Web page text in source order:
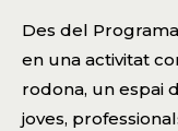
Des del
en una activitat
rodona, un espai
joves,